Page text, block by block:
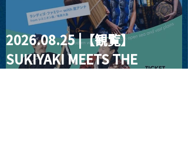
2026.08.25 |【観覧】
SUKIYAKI MEETS THE